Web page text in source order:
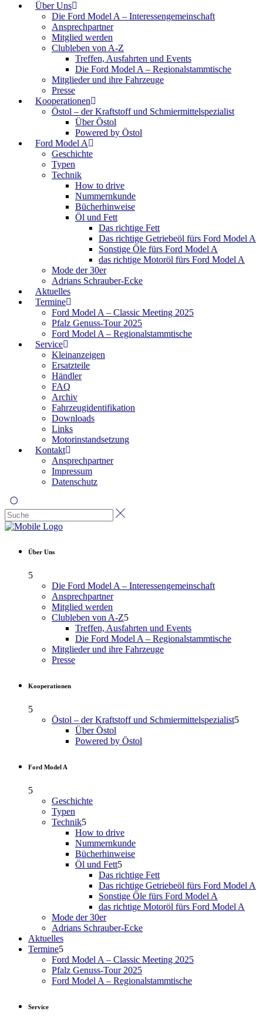
Über Uns
Die Ford Model A – Interessengemeinschaft
Ansprechpartner
Mitglied werden
Clubleben von A-Z
Treffen, Ausfahrten und Events
Die Ford Model A – Regionalstammtische
Mitglieder und ihre Fahrzeuge
Presse
Kooperationen
Östol – der Kraftstoff und Schmiermittelspezialist
Über Östol
Powered by Östol
Ford Model A
Geschichte
Typen
Technik
How to drive
Nummernkunde
Bücherhinweise
Öl und Fett
Das richtige Fett
Das richtige Getriebeöl fürs Ford Model A
Sonstige Öle fürs Ford Model A
das richtige Motoröl fürs Ford Model A
Mode der 30er
Adrians Schrauber-Ecke
Aktuelles
Termine
Ford Model A – Classic Meeting 2025
Pfalz Genuss-Tour 2025
Ford Model A – Regionalstammtische
Service
Kleinanzeigen
Ersatzteile
Händler
FAQ
Archiv
Fahrzeugidentifikation
Downloads
Links
Motorinstandsetzung
Kontakt
Ansprechpartner
Impressum
Datenschutz
Über Uns
Die Ford Model A – Interessengemeinschaft
Ansprechpartner
Mitglied werden
Clubleben von A-Z
Treffen, Ausfahrten und Events
Die Ford Model A – Regionalstammtische
Mitglieder und ihre Fahrzeuge
Presse
Kooperationen
Östol – der Kraftstoff und Schmiermittelspezialist
Über Östol
Powered by Östol
Ford Model A
Geschichte
Typen
Technik
How to drive
Nummernkunde
Bücherhinweise
Öl und Fett
Das richtige Fett
Das richtige Getriebeöl fürs Ford Model A
Sonstige Öle fürs Ford Model A
das richtige Motoröl fürs Ford Model A
Mode der 30er
Adrians Schrauber-Ecke
Aktuelles
Termine
Ford Model A – Classic Meeting 2025
Pfalz Genuss-Tour 2025
Ford Model A – Regionalstammtische
Service